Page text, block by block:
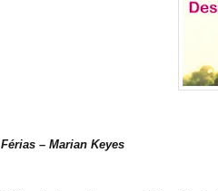
Férias – Marian Keyes